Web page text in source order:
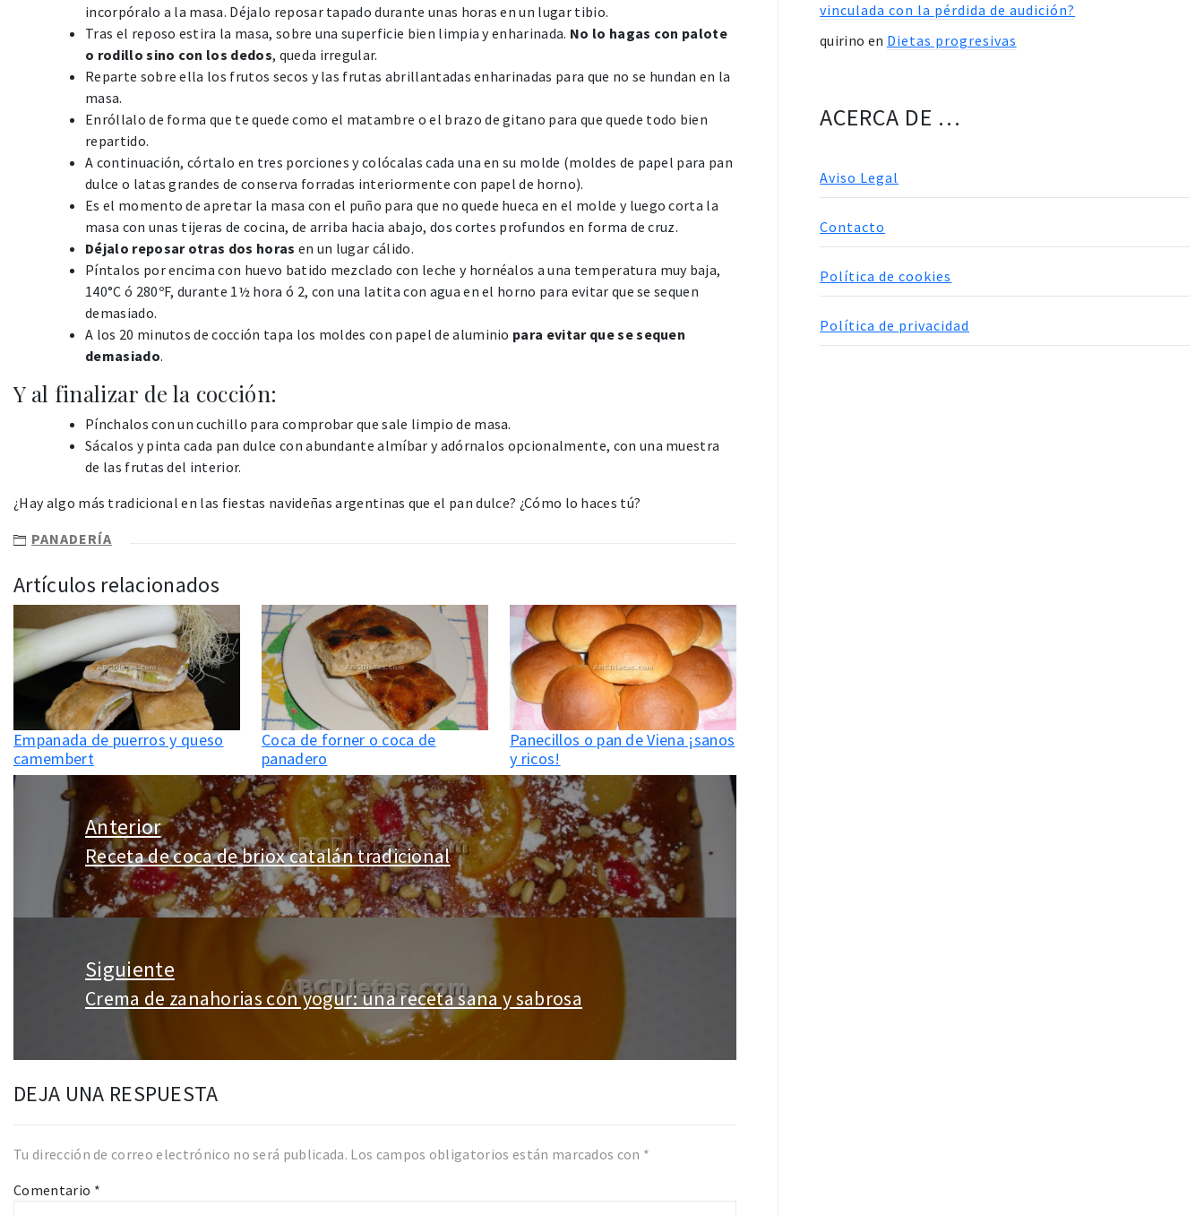
incorpóralo a la masa. Déjalo reposar tapado durante unas horas en un lugar tibio.
Tras el reposo estira la masa, sobre una superficie bien limpia y enharinada. No lo hagas con palote
o rodillo sino con los dedos, queda irregular.
Reparte sobre ella los frutos secos y las frutas abrillantadas enharinadas para que no se hundan en la
masa.
Enróllalo de forma que te quede como el matambre o el brazo de gitano para que quede todo bien
repartido.
A continuación, córtalo en tres porciones y colócalas cada una en su molde (moldes de papel para pan
dulce o latas grandes de conserva forradas interiormente con papel de horno).
Es el momento de apretar la masa con el puño para que no quede hueca en el molde y luego corta la
masa con unas tijeras de cocina, de arriba hacia abajo, dos cortes profundos en forma de cruz.
Déjalo reposar otras dos horas en un lugar cálido.
Píntalos por encima con huevo batido mezclado con leche y hornéalos a una temperatura muy baja,
140°C ó 280ºF, durante 1½ hora ó 2, con una latita con agua en el horno para evitar que se sequen
demasiado.
A los 20 minutos de cocción tapa los moldes con papel de aluminio para evitar que se sequen
demasiado.
Y al finalizar de la cocción:
Pínchalos con un cuchillo para comprobar que sale limpio de masa.
Sácalos y pinta cada pan dulce con abundante almíbar y adórnalos opcionalmente, con una muestra
de las frutas del interior.
¿Hay algo más tradicional en las fiestas navideñas argentinas que el pan dulce? ¿Cómo lo haces tú?
PANADERÍA
Artículos relacionados
Empanada de puerros y queso
camembert
Coca de forner o coca de
panadero
Panecillos o pan de Viena ¡sanos
y ricos!
Navegación
entradas
Anterior
Entrada
anterior:
Receta de coca de briox catalán tradicional
Siguiente
Entrada
siguiente:
Crema de zanahorias con yogur: una receta sana y sabrosa
DEJA UNA RESPUESTA
Tu dirección de correo electrónico no será publicada. Los campos obligatorios están marcados con *
Comentario *
vinculada con la pérdida de audición?
quirino en Dietas progresivas
ACERCA DE …
Aviso Legal
Contacto
Política de cookies
Política de privacidad